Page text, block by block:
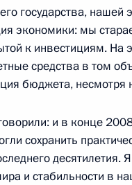
Московская область, Горки
государства,
экономики: мы
к инвестициям. На
средства в том
бюджета, несмотря
и в конце
сохранить
десятилетия.
и стабильности в